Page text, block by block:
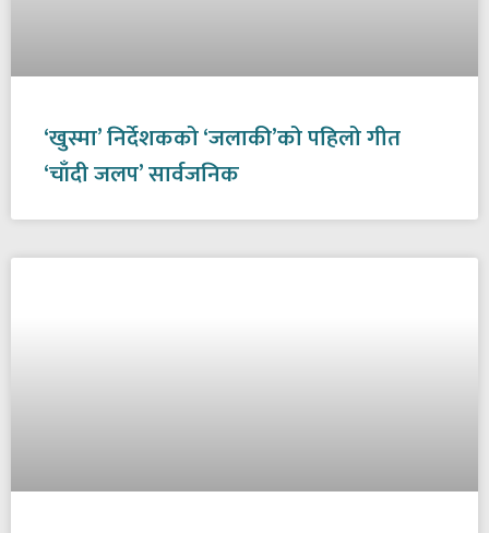
‘खुस्मा’ निर्देशकको ‘जलाकी’को पहिलो गीत
‘चाँदी जलप’ सार्वजनिक